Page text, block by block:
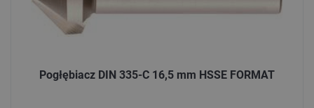
Pogłębiacz DIN 335-C 16,5 mm HSSE FORMAT